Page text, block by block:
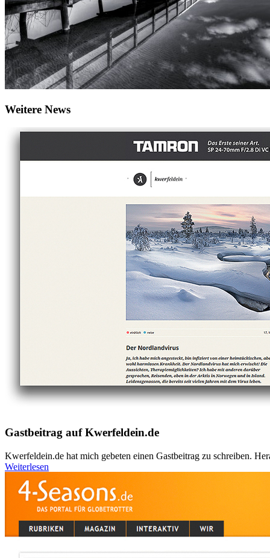
Weitere News
Gastbeitrag auf Kwerfeldein.de
Kwerfeldein.de hat mich gebeten einen Gastbeitrag zu schreiben.
Weiterlesen